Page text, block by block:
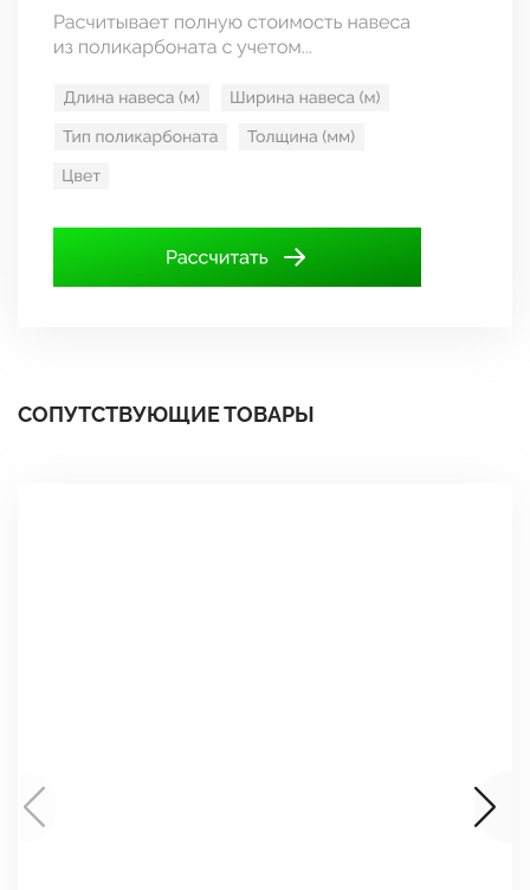
СОПУТСТВУЮЩИЕ ТОВАРЫ